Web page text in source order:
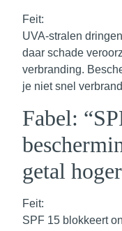
Feit:
UVA-stralen
daar schade
verbranding.
je niet snel
Fabel:
getal
Feit:
SPF 15 blokkeert